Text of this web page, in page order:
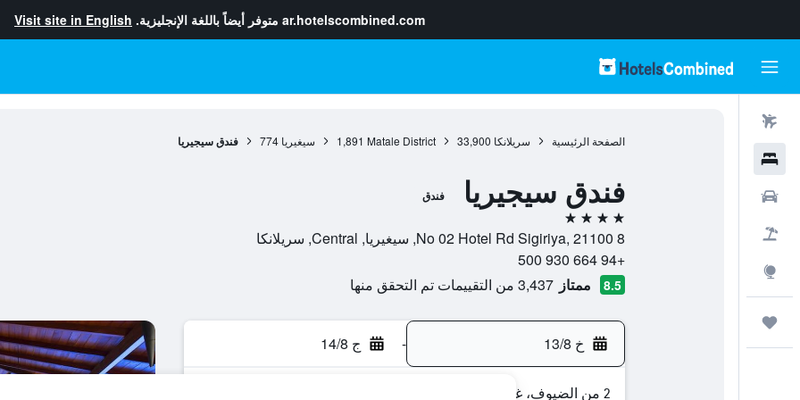
ar.hotelscombined.com متوفر أيضاً باللغة الإنجليزية. Visit site in English
الصفحة الرئيسية سريلانكا 33,900
Matale District
1,891 سيغيريا 774 فندق سيجيريا
فندق سيجيريا فندق
4 نجوم
8 No 02 Hotel Rd Sigiriya, 21100, سيغيريا, Central, سريلانكا
+94 664 930 500
8.5 ممتاز 3,437 من التقييمات تم التحقق منها
خ 13/8 - ج 14/8
2 من الضيوف، غرفة واحدة